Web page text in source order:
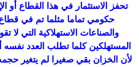
تحفز الاستثمار في هذا القطاع أو
حكومي تماما مثلما تم في قطاع
والصناعات الاستهلاكية التي لا
المستهلكين كلما تطلب العدد
لأن الخزان بقي صغيرا لم يتغير